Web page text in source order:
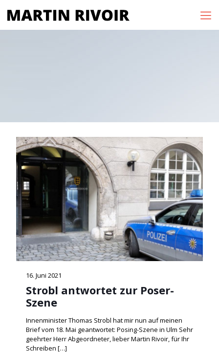
16. Juni 2021
Strobl antwortet zur Poser-
Szene
Innenminister Thomas Strobl hat mir nun auf meinen
Brief vom 18. Mai geantwortet: Posing-Szene in Ulm Sehr
geehrter Herr Abgeordneter, lieber Martin Rivoir, für Ihr
Schreiben […]